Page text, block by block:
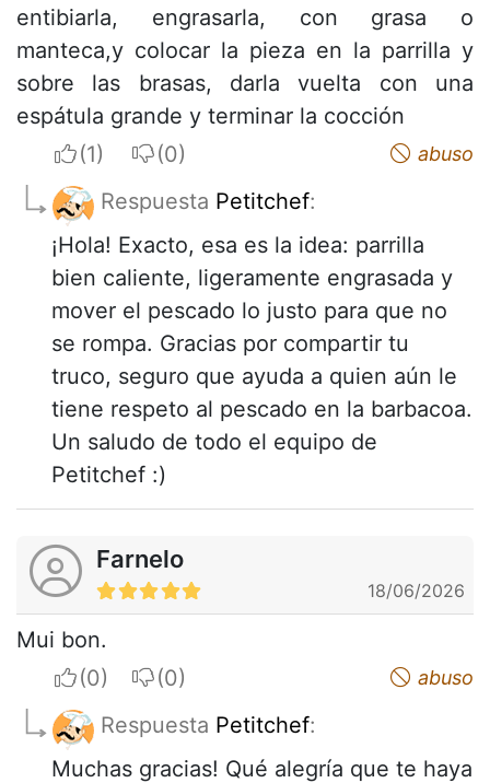
entibiarla, engrasarla, con grasa o
manteca,y colocar la pieza en la parrilla y
sobre las brasas, darla vuelta con una
espátula grande y terminar la cocción
I apreciateI do not appreciate abuso
Respuesta Petitchef:
¡Hola! Exacto, esa es la idea: parrilla
bien caliente, ligeramente engrasada y
mover el pescado lo justo para que no
se rompa. Gracias por compartir tu
truco, seguro que ayuda a quien aún le
tiene respeto al pescado en la barbacoa.
Un saludo de todo el equipo de
Petitchef :)
Farnelo
18/06/2026
Mui bon.
I apreciateI do not appreciate abuso
Respuesta Petitchef:
Muchas gracias! Qué alegría que te haya